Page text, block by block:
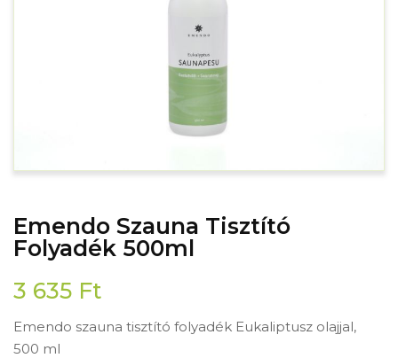
Emendo Szauna Tisztító
Folyadék 500ml
3 635 Ft
Emendo szauna tisztító folyadék Eukaliptusz olajjal,
500 ml